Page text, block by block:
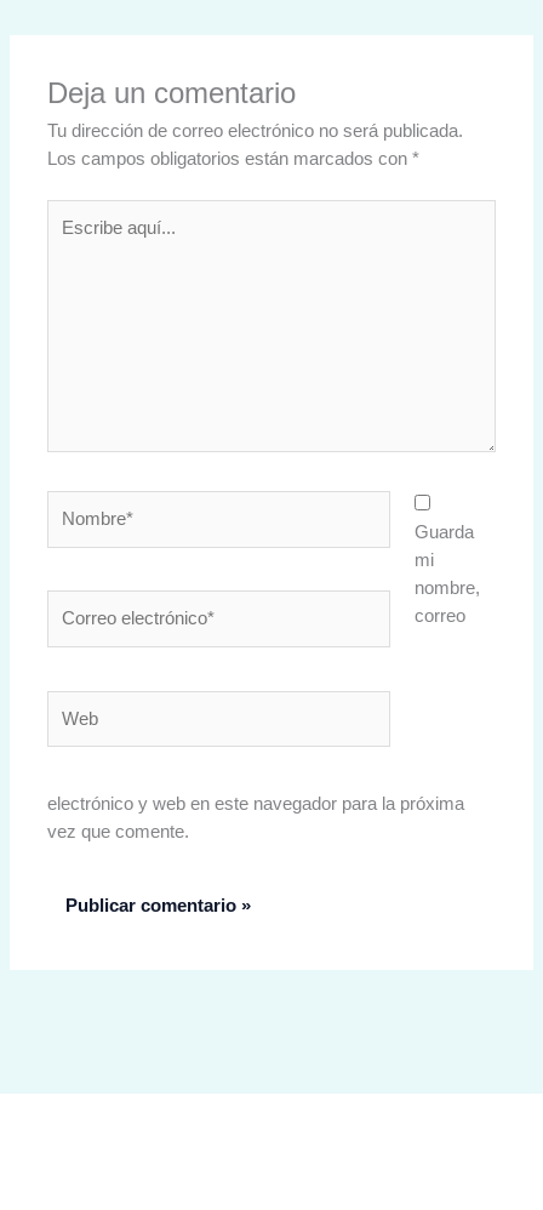
Deja un comentario
Tu dirección de correo electrónico no será publicada.
Los campos obligatorios están marcados con*
aquí...
electrónico*
Guarda
mi
nombre,
correo
electrónico y web en este navegador para la próxima
vez que comente.